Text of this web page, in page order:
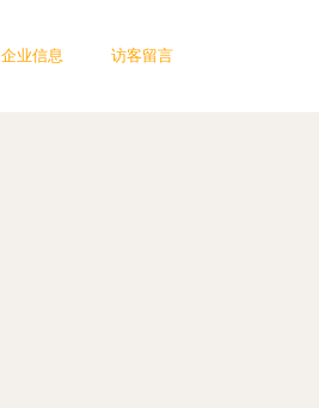
企业信息 访客留言